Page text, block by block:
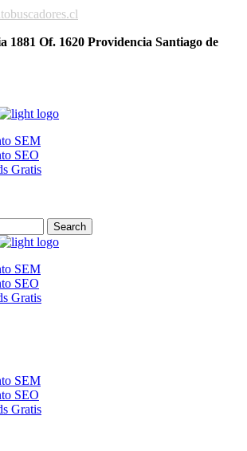
1881 Of. 1620 Providencia Santiago de
SEM
SEO
Gratis
SEM
SEO
Gratis
SEM
SEO
Gratis